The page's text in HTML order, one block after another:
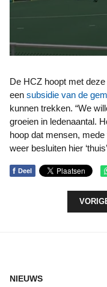
De HCZ hoopt met deze investering, die mogelijk was dankzij
een subsidie van de
kunnen trekken. “We
groeien in ledenaantal.
hoop dat mensen,
weer besluiten hier
f Deel
VORIG
NIEUWS